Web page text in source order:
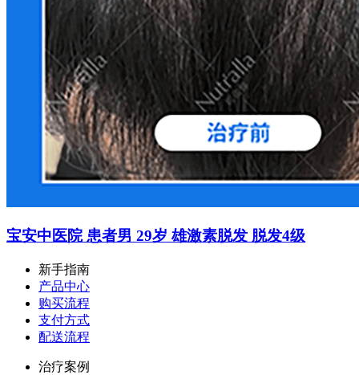
宝安中医院 患者男 29岁 雄激素脱发 脱发4级
新手指南
产品中心
购买流程
支付方式
配送流程
治疗案例